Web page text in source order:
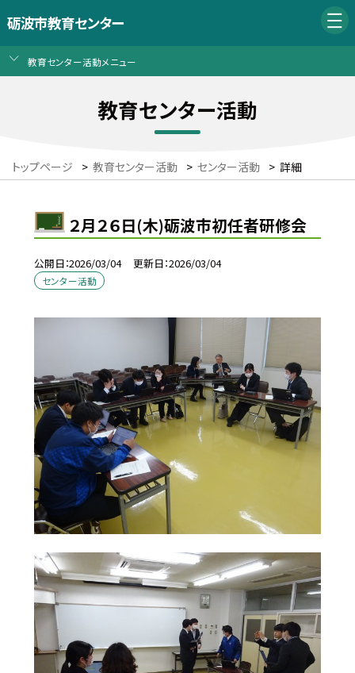
砺波市教育センター
教育センター活動メニュー
教育センター活動
トップページ > 教育センター活動 > センター活動 > 詳細
２月２６日(木)砺波市初任者研修会
公開日 2026/03/04 更新日 2026/03/04
センター活動